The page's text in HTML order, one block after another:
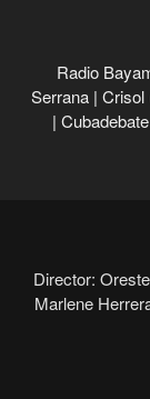
Radio
Serrana | Crisol
| Cubadebate
Director:
Marlene